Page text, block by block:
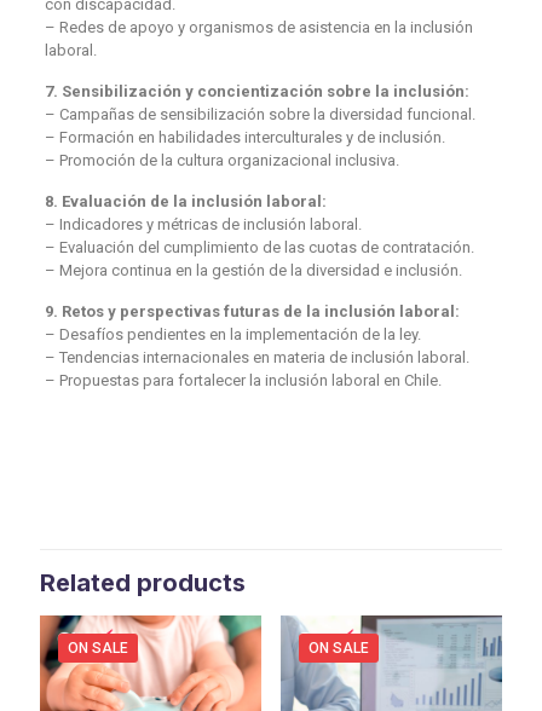
con discapacidad.
– Redes de apoyo y organismos de asistencia en la inclusión
laboral.
7. Sensibilización y concientización sobre la inclusión:
– Campañas de sensibilización sobre la diversidad funcional.
– Formación en habilidades interculturales y de inclusión.
– Promoción de la cultura organizacional inclusiva.
8. Evaluación de la inclusión laboral:
– Indicadores y métricas de inclusión laboral.
– Evaluación del cumplimiento de las cuotas de contratación.
– Mejora continua en la gestión de la diversidad e inclusión.
9. Retos y perspectivas futuras de la inclusión laboral:
– Desafíos pendientes en la implementación de la ley.
– Tendencias internacionales en materia de inclusión laboral.
– Propuestas para fortalecer la inclusión laboral en Chile.
Related products
ON SALE ON SALE